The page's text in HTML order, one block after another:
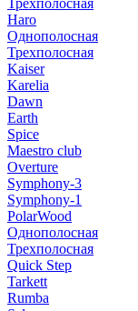
Трехполосная
Haro
Однополосная
Трехполосная
Kaiser
Karelia
Dawn
Earth
Spice
Maestro club
Overture
Symphony-3
Symphony-1
PolarWood
Однополосная
Трехполосная
Quick Step
Tarkett
Rumba